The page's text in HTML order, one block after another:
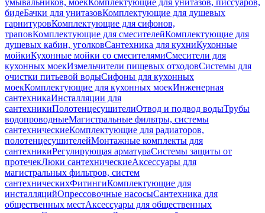
умывальников, моекКомплектующие для унитазов, писсуаров,
бидеБачки для унитазовКомплектующие для душевых
гарнитуровКомплектующие для сифонов,
траповКомплектующие для смесителейКомплектующие для
душевых кабин, уголковСантехника для кухниКухонные
мойкиКухонные мойки со смесителямиСмесители для
кухонных моекИзмельчители пищевых отходовСистемы для
очистки питьевой водыСифоны для кухонных
моекКомплектующие для кухонных моекИнженерная
сантехникаИнсталляции для
сантехникиПолотенцесушителиОтвод и подвод водыТрубы
водопроводныеМагистральные фильтры, системы
сантехническиеКомплектующие для радиаторов,
полотенцесушителейМонтажные комплекты для
сантехникиРегулирующая арматураСистемы защиты от
протечекЛюки сантехническиеАксессуары для
магистральных фильтров, систем
сантехническихФитингиКомплектующие для
инсталляцийОпрессовочные насосыСантехника для
общественных местАксессуары для общественных